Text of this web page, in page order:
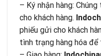
– Ký nhận hàng:
cho khách hàng.
phiếu gửi cho khách
tình trạng hàng hóa để